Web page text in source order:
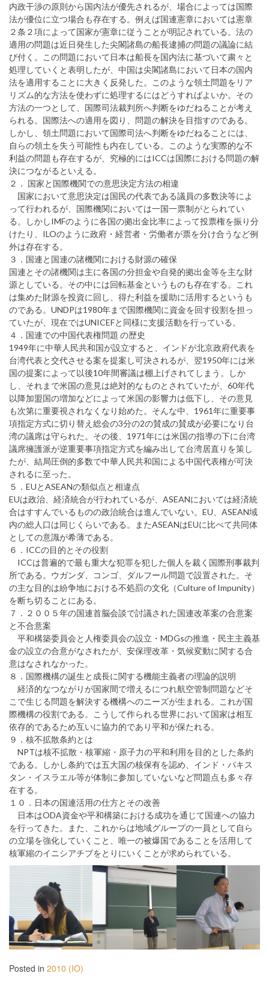
内政干渉の原則から国内法が優先されるが、場合によっては国際
法が優位に立つ場合も存在する。例えば国連憲章においては憲章
２条２項によって国家が憲章に従うことが明記されている。法の
適用の問題は近日発生した尖閣諸島の船長逮捕の問題の議論に結
び付く。この問題において日本は船長を国内法に基づいて粛々と
処理していくと表明したが、中国は尖閣諸島において日本の国内
法を適用することに大きく反発した。このような領土問題をリア
リズム的な方法を使わずに処理するにはどうすればよいか。その
方法の一つとして、国際司法裁判所へ判断をゆだねることが考え
られる。国際法への適用を図り、問題の解決を目指すのである。
しかし、領土問題において国際司法へ判断をゆだねることには、
自らの領土を失う可能性も内在している。このような実際的な不
利益の問題も存在するが、究極的にはICCは国際における問題の解
決につながるといえる。
２． 国家と国際機関での意思決定方法の相違
国家において意思決定は国民の代表である議員の多数決等によ
って行われるが、国際機関においては一国一票制がとられてい
る。しかしIMFのように各国の拠出金比率によって投票権を振り分
けたり、ILOのように政府・経営者・労働者が票を分け合うなど例
外は存在する。
３．国連と国連の諸機関における財源の確保
国連とその諸機関は主に各国の分担金や自発的拠出金等を主な財
源としている。その中には回転基金というものも存在する。これ
は集めた財源を投資に回し、得た利益を援助に活用するというも
のである。UNDPは1980年まで国際機関に資金を回す役割を担っ
ていたが、現在ではUNICEFと同様に支援活動を行っている。
４．国連での中国代表権問題 の歴史
1949年に中華人民共和国が設立すると、インドが北京政府代表を
台湾代表と交代させる案を提案し可決されるが、翌1950年には米
国の提案によって以後10年間審議は棚上げされてしまう。しか
し、それまで米国の意見は絶対的なものとされていたが、60年代
以降加盟国の増加などによって米国の影響力は低下し、その意見
も次第に重要視されなくなり始めた。そんな中、1961年に重要事
項指定方式に切り替え総会の3分の2の賛成の賛成が必要になり台
湾の議席は守られた。その後、1971年には米国の指導の下に台湾
議席擁護派が逆重要事項指定方式を編み出して台湾居直りを策し
たが、結局圧倒的多数で中華人民共和国による中国代表権が可決
されるに至った。
５．EUとASEANの類似点と相違点
EUは政治、経済統合が行われているが、ASEANにおいては経済統
合はすすんでいるものの政治統合は進んでいない。EU、ASEAN域
内の総人口は同じくらいである。またASEANはEUに比べて共同体
としての意識が希薄である。
６．ICCの目的とその役割
ICCは普遍的で最も重大な犯罪を犯した個人を裁く国際刑事裁判
所である。ウガンダ、コンゴ、ダルフール問題で設置された。そ
の主な目的は紛争地における不処罰の文化（Culture of Impunity）
を断ち切ることにある。
７．２００５年の国連首脳会談で討議された国連改革案の合意案
と不合意案
平和構築委員会と人権委員会の設立・MDGsの推進・民主主義基
金の設立の合意がなされたが、安保理改革・気候変動に関する合
意はなされなかった。
８．国際機構の誕生と成長に関する機能主義者の理論的説明
経済的なつながりが国家間で増えるにつれ航空管制問題などそ
こで生じる問題を解決する機構へのニーズが生まれる。これが国
際機構の役割である。こうして作られる世界において国家は相互
依存的であるため互いに協力的であり平和が保たれる。
９．核不拡散条約とは
NPTは核不拡散・核軍縮・原子力の平和利用を目的とした条約
である。しかし条約では五大国の核保有を認め、インド・パキス
タン・イスラエル等が体制に参加していないなど問題点も多々存
在する。
１０．日本の国連活用の仕方とその改善
日本はODA資金や平和構築における成功を通じて国連への協力
を行ってきた。また、これからは地域グループの一員として自ら
の立場を強化していくこと、唯一の被爆国であることを活用して
核軍縮のイニシアチブをとりにいくことが求められている。
Posted in 2010 (IO)